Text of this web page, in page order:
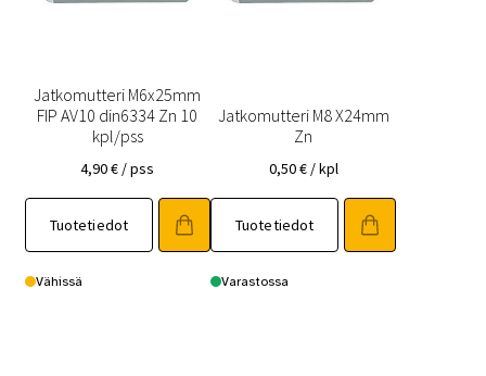
Jatkomutteri M6x25mm
FIP AV10 din6334 Zn 10
kpl/pss
4,90€ / pss
Tuotetiedot
Vähissä
Jatkomutteri M8 X24mm
Zn
0,50€ / kpl
Tuotetiedot
Varastossa